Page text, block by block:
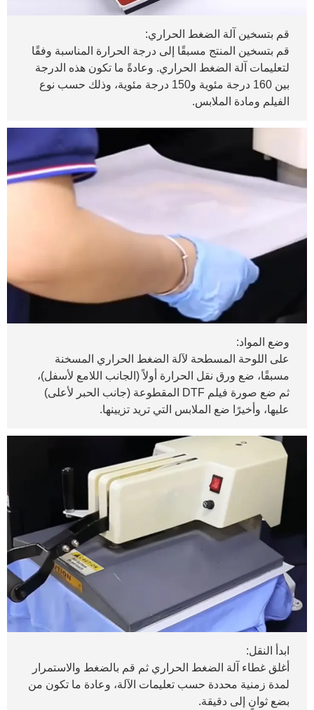
قم بتسخين آلة الضغط الحراري:
قم بتسخين المنتج مسبقًا إلى درجة الحرارة المناسبة وفقًا
لتعليمات آلة الضغط الحراري. وعادةً ما تكون هذه الدرجة
بين 160 درجة مئوية و150 درجة مئوية، وذلك حسب نوع
الفيلم ومادة الملابس.
وضع المواد:
على اللوحة المسطحة لآلة الضغط الحراري المسخنة
مسبقًا، ضع ورق نقل الحرارة أولاً (الجانب اللامع لأسفل)،
ثم ضع صورة فيلم DTF المقطوعة (جانب الحبر لأعلى)
عليها، وأخيرًا ضع الملابس التي تريد تزيينها.
ابدأ النقل:
أغلق غطاء آلة الضغط الحراري ثم قم بالضغط والاستمرار
لمدة زمنية محددة حسب تعليمات الآلة، وعادة ما تكون من
بضع ثوانٍ إلى دقيقة.